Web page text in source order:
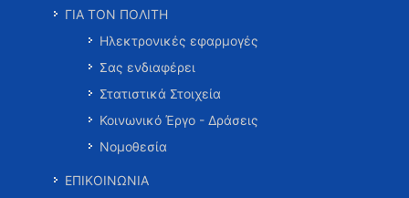
ΓΙΑ ΤΟΝ ΠΟΛΙΤΗ
Ηλεκτρονικές εφαρμογές
Σας ενδιαφέρει
Στατιστικά Στοιχεία
Κοινωνικό Έργο - Δράσεις
Νομοθεσία
ΕΠΙΚΟΙΝΩΝΙΑ